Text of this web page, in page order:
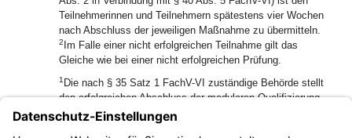
Teilnehmerinnen und Teilnehmern spätestens vier Wochen
nach Abschluss der jeweiligen Maßnahme zu übermitteln.
2 Im Falle einer nicht erfolgreichen Teilnahme gilt das
Gleiche wie bei einer nicht erfolgreichen Prüfung.
1 Die nach § 35 Satz 1 FachV-VI zuständige Behörde stellt
den erfolgreichen Abschluss der modularen Qualifizierung
fest, § 40 Abs. 6 FachV-VI.
erfolgreichen Abschluss ist eine Voraussetzung für